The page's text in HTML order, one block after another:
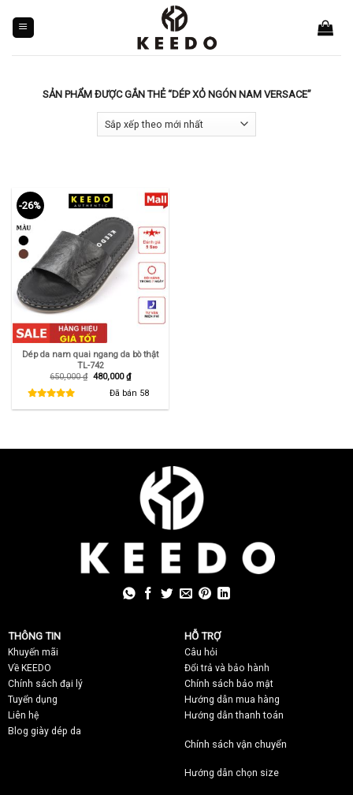
content
SẢN PHẨM ĐƯỢC GẮN THẺ “DÉP XỎ NGÓN NAM VERSACE”
-26%
Dép da nam quai ngang da bò thật
TL-742
650,000₫ Giá
650,000 ₫.
480,000₫Giá
hiện
tại
là:
480,000 ₫.
Đã bán 58
THÔNG TIN
Khuyến mãi
Về KEEDO
Chính sách đại lý
Tuyển dụng
Liên hệ
Blog giày dép da
HỖ TRỢ
Câu hỏi
Đổi trả và bảo hành
Chính sách bảo mật
Hướng dẫn mua hàng
Hướng dẫn thanh toán
Chính sách vận chuyển
Hướng dẫn chọn size